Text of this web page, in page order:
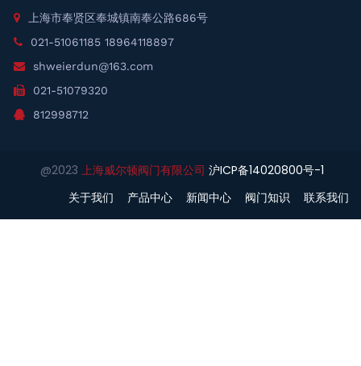
上海市奉贤区奉城镇南奉公路686号
021-51061185 18964118897
shweierdun@163.com
021-51079320
812998712
@2023 上海威尔顿阀门有限公司 沪ICP备14020800号-1
关于我们 产品中心 新闻中心 阀门知识 联系我们